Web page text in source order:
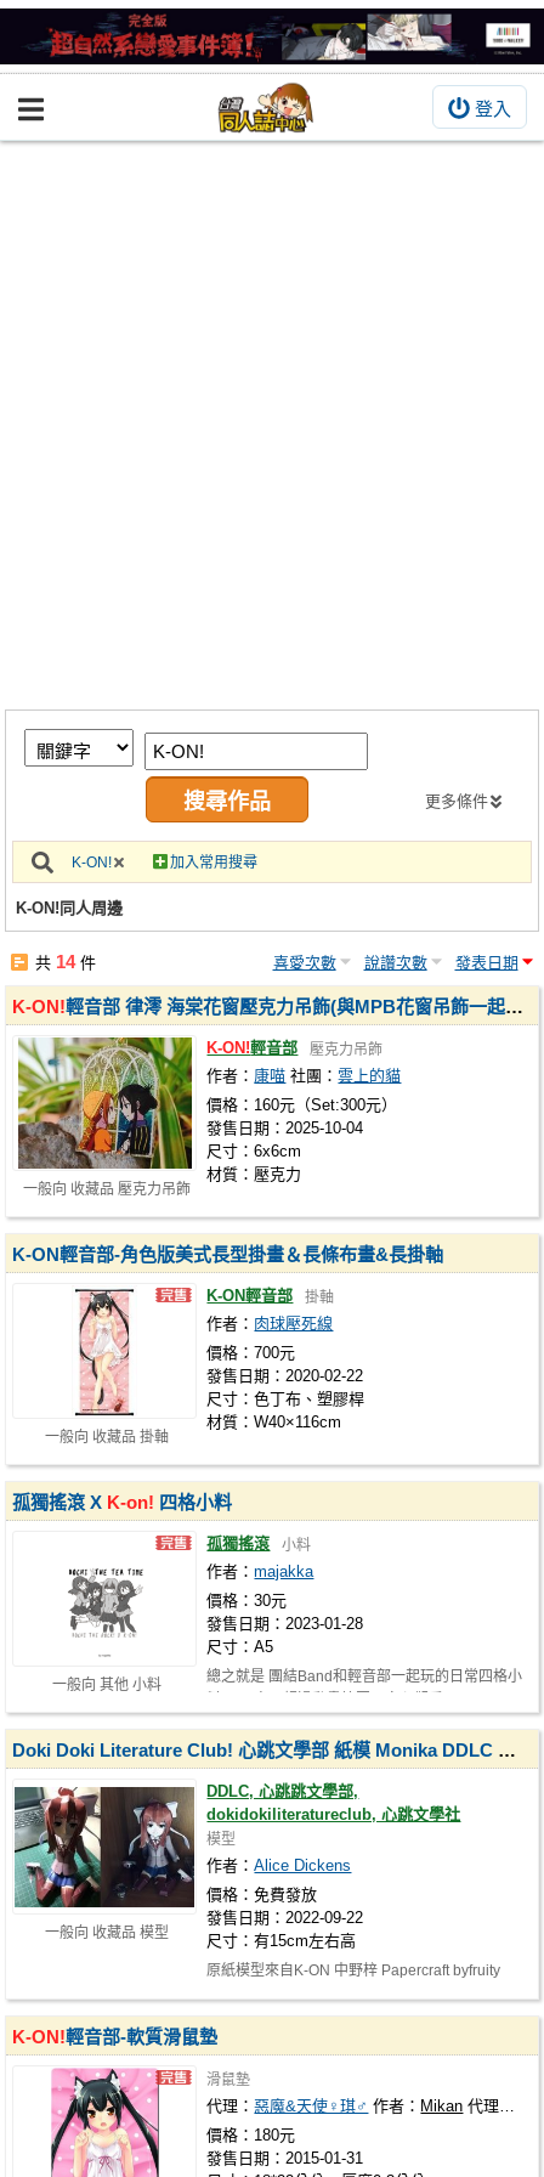
登入
BOOKY書集倉庫
繪圖藝廊
交流中心
攤位轉讓區
會員功能選單
註冊會員
更多條件
K-ON! 加入常用搜尋
K-ON!同人周邊
共 14件 喜愛次數 說讚次數 發表日期
一般向 收藏品 壓克力吊飾
K-ON!輕音部 律澪 海棠花窗壓克力吊飾(與MPB花窗吊飾一起買有優惠)
K-ON!輕音部 壓克力吊飾
作者： 康喵 社團：雲上的貓
價格：160元（Set:300元）
發售日期：2025-10-04
尺寸：6x6cm
材質：壓克力
一般向 收藏品 掛軸
K-ON輕音部-角色版美式長型掛畫＆長條布畫&長掛軸
K-ON輕音部 掛軸
作者： 肉球壓死線
價格：700元
發售日期：2020-02-22
尺寸：色丁布、塑膠桿
材質：W40×116cm
一般向 其他 小料
孤獨搖滾 X K-on! 四格小料
孤獨搖滾 小料
作者：majakka
價格：30元
發售日期：2023-01-28
尺寸：A5
總之就是 團結Band和輕音部一起玩的日常四格小
一般向 收藏品 模型
Doki Doki Literature Club! 心跳文學部 紙模 Monika DDLC 紙模型
DDLC, 心跳跳文學部,
dokidokiliteratureclub, 心跳文學社
模型
作者：Alice Dickens
價格：免費發放
發售日期：2022-09-22
尺寸：有15cm左右高
原紙模型來自K-ON 中野梓 Papercraft byfruity
K-ON!輕音部-軟質滑鼠墊
滑鼠墊
代理：惡魔&天使♀琪♂ 作者： Mikan 代理社團：
價格：180元
發售日期：2015-01-31